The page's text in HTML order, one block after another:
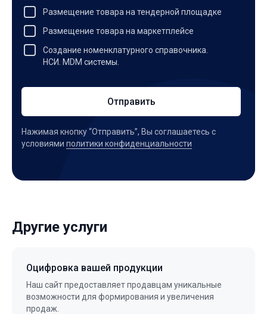
Размещение товара на тендерной площадке
Размещение товара на маркетплейсе
Создание номенклатурного справочника.
НСИ. MDM системы.
Отправить
Нажимая кнопку “Отправить”, Вы соглашаетесь c
условиями политики конфиденциальности
Другие услуги
Оцифровка вашей продукции
Наш сайт предоставляет продавцам уникальные
возможности для формирования и увеличения
продаж.